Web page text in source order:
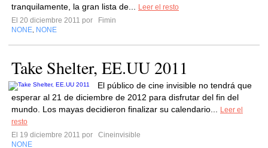
tranquilamente, la gran lista de...
Leer el resto
El 20 diciembre 2011 por
Fimin
NONE NONE
Take Shelter, EE.UU 2011
El público de cine invisible no tendrá que
esperar al 21 de diciembre de 2012 para disfrutar del fin del
mundo. Los mayas decidieron finalizar su calendario...
Leer el
resto
El 19 diciembre 2011 por
Cineinvisible
NONE